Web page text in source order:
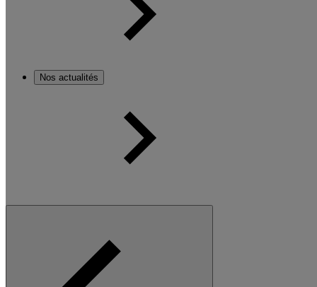
Nos actualités